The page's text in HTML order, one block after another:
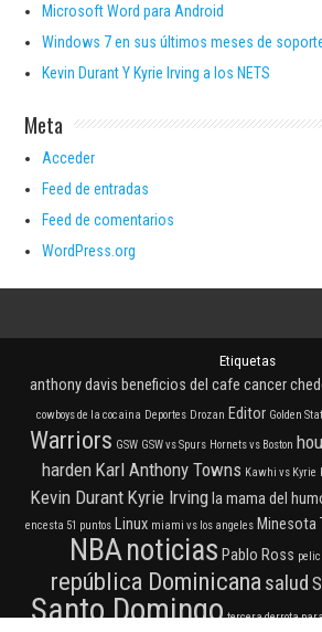
Microsoft Word para Android
Windows 7 en sus últimos meses de
Kevin Durant Y Kyrie Irving a los NETS
Meta
Acceder
Feed de entradas
Feed de comentarios
WordPress.org
Etiquetas
anthony davis beneficios del cafe cancer
cowboys de la cocaina Deportes Drozan Editor Golden
Warriors GSW GSW vs Spurs Hornets vs Boston
harden Karl Anthony Towns Kawhi vs Kyrie
Kevin Durant Kyrie Irving la mama del
encesta 51 puntos Linux miami vs los angeles Minesota
NBAnoticias Pablo Ross
república Dominicana salud
Santo Domingo tercera derrota